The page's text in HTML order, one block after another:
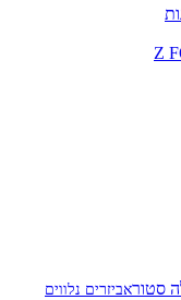
אביזרים נלווים